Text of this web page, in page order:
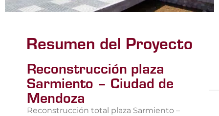
Resumen del Proyecto
Reconstrucción plaza
Sarmiento – Ciudad de
Mendoza
Reconstrucción total plaza Sarmiento –